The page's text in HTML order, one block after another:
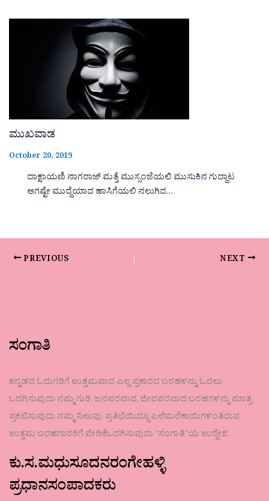
ಮುಖವಾಡ
October 20, 2019
ದಾಕ್ಷಾಯಣಿ ನಾಗರಾಜ್ ಮತ್ತೆ ಮುಸ್ಸಂಜೆಯಲಿ ಮುಸುಕಿನ ಗುದ್ದಾಟ
ಆಗಷ್ಟೇ ಮುದ್ದೆಯಾದ ಹಾಸಿಗೆಯಲಿ ನಲುಗಿದ…
PREVIOUS NEXT
ಸಂಗಾತಿ
ಕನ್ನಡದ ಓದುಗರಿಗೆ ಉತ್ತಮವಾದ ಎಲ್ಲ ಪ್ರಕಾರದ ಬರಹಳನ್ನು ಓದಲು
ಒದಗಿಸುವುದು ನಮ್ಮ ಗುರಿ. ಜನಪರವಾದ, ಜೀವಪರವಾದ ಬರಹಗಳನ್ನು ಮಾತ್ರ
ಪ್ರಕಟಿಸುವುದು ನಮ್ಮ ನಿಲುವು. ಪ್ರತಿಭೆಯಿದ್ದೂ ಎಲೆಮರೆಕಾಯಿಗಳಂತಿರುವ
ಉತ್ತಮ ಬರಹಗಾರರಿಗೆ ವೇದಿಕೆಒದಗಿಸುವುದು ʼಸಂಗಾತಿʼಯ ಉದ್ದೇಶ.
ಕು.ಸ.ಮಧುಸೂದನರಂಗೇಹಳ್ಳಿ
ಪ್ರಧಾನಸಂಪಾದಕರು